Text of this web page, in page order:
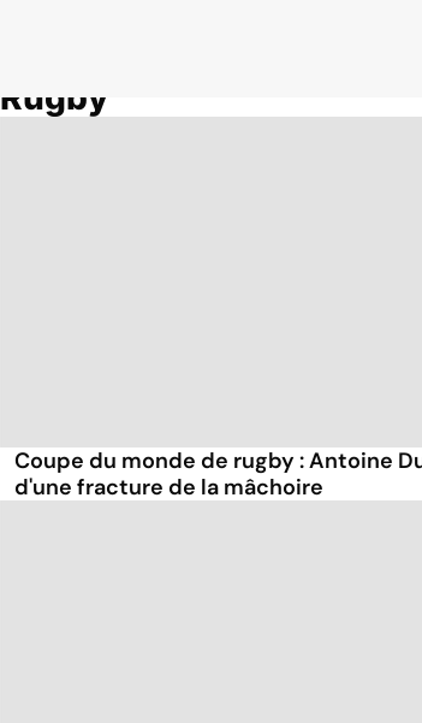
Rugby
Coupe du monde de rugby : Antoine
d'une fracture de la mâchoire